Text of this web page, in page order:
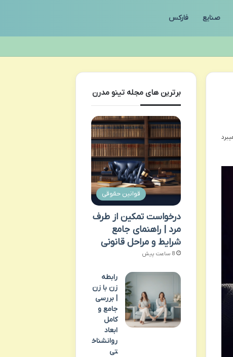
صنایع فارکس
برترین های مجله تینو مدرن
قوانین حقوقی
درخواست تمکین از طرف
مرد | راهنمای جامع
شرایط و مراحل قانونی
8 ساعت پیش
رابطه
زن با زن
| بررسی
جامع و
کامل
ابعاد
روانشناخ
تی